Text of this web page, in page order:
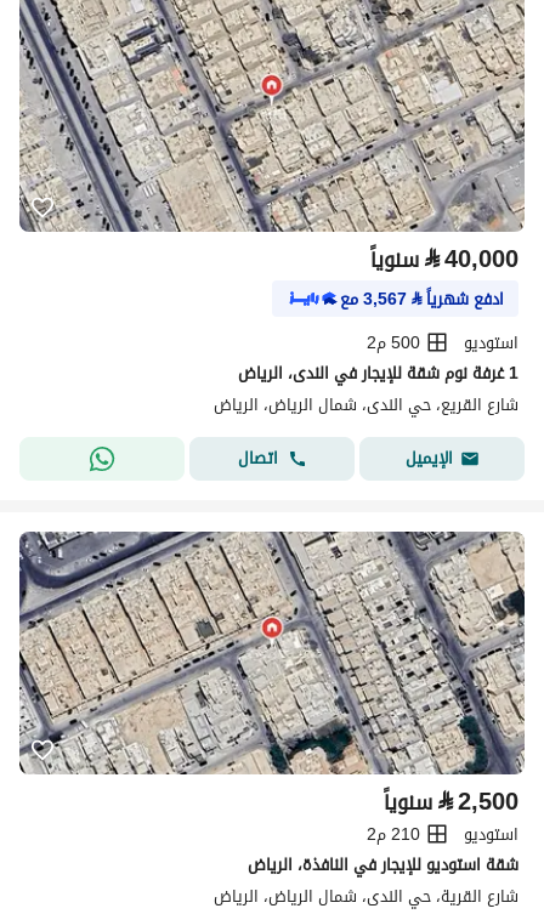
⃁40,000 سنوياً
ادفع شهرياً⃁
3,567مع
استوديو
500 م2
1 غرفة نوم شقة للإيجار في الندى، الرياض
شارع القريع، حي الندى، شمال الرياض، الرياض
الإيميل
اتصال
⃁2,500 سنوياً
استوديو
210 م2
شقة استوديو للإيجار في النافذة، الرياض
شارع القرية، حي الندى، شمال الرياض، الرياض